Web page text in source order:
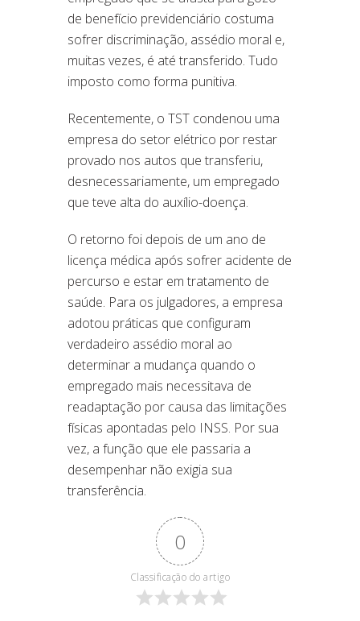
de benefício previdenciário costuma
sofrer discriminação, assédio moral e,
muitas vezes, é até transferido. Tudo
imposto como forma punitiva.
Recentemente, o TST condenou uma
empresa do setor elétrico por restar
provado nos autos que transferiu,
desnecessariamente, um empregado
que teve alta do auxílio-doença.
O retorno foi depois de um ano de
licença médica após sofrer acidente de
percurso e estar em tratamento de
saúde. Para os julgadores, a empresa
adotou práticas que configuram
verdadeiro assédio moral ao
determinar a mudança quando o
empregado mais necessitava de
readaptação por causa das limitações
físicas apontadas pelo INSS. Por sua
vez, a função que ele passaria a
desempenhar não exigia sua
transferência.
0
Classificação do artigo